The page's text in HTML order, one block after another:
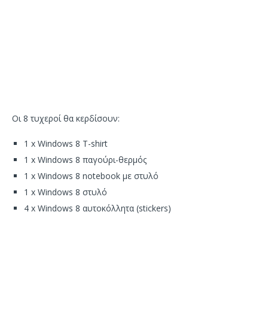
Οι 8 τυχεροί θα κερδίσουν:
1 x Windows 8 T-shirt
1 x Windows 8 παγούρι-θερμός
1 x Windows 8 notebook με στυλό
1 x Windows 8 στυλό
4 x Windows 8 αυτοκόλλητα (stickers)